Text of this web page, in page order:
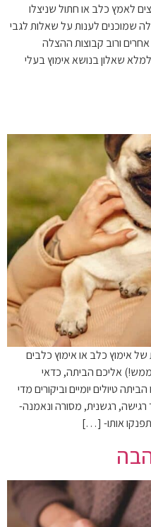
לאמץ כלב או חתול שניצלו
שמוכנים לענות על שאלות לגבי
ורוב קבוצות ההצלה
שאלון בנושא אימוץ בעלי
אימוץ כלב או אימוץ כלבים
אליכם הביתה, כדאי
טיולים יומיים וביקורים מדי
רגשנית, מסורה ונאמנה-
אותו- […]